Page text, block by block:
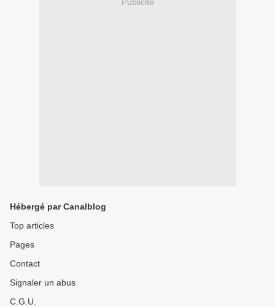
Hébergé par Canalblog
Top articles
Pages
Contact
Signaler un abus
C.G.U.